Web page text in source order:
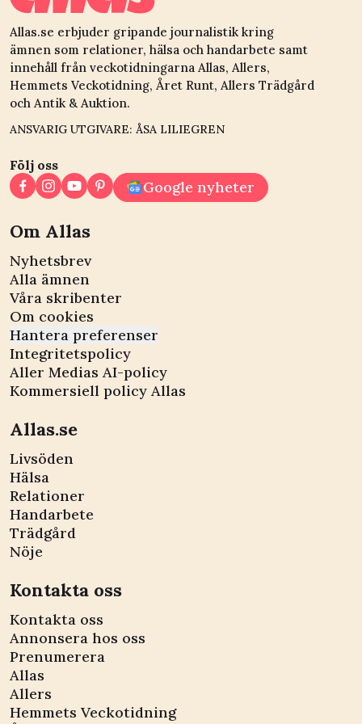
Allas.se erbjuder gripande journalistik kring
ämnen som relationer, hälsa och handarbete samt
innehåll från veckotidningarna Allas, Allers,
Hemmets Veckotidning, Året Runt, Allers Trädgård
och Antik & Auktion.
ANSVARIG UTGIVARE: ÅSA LILIEGREN
Följ oss
Google nyheter
Om Allas
Nyhetsbrev
Alla ämnen
Våra skribenter
Om cookies
Hantera preferenser
Integritetspolicy
Aller Medias AI-policy
Kommersiell policy Allas
Allas.se
Livsöden
Hälsa
Relationer
Handarbete
Trädgård
Nöje
Kontakta oss
Kontakta oss
Annonsera hos oss
Prenumerera
Allas
Allers
Hemmets Veckotidning